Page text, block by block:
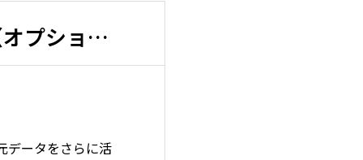
iCAD SX 3D設計適用サービス（オプション）
データをさらに活